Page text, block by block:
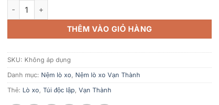
Nệm lò xo túi Vạn Thành RUBY số lượng
THÊM VÀO GIỎ HÀNG
SKU: Không áp dụng
Danh mục: Nệm lò xo, Nệm lò xo Vạn Thành
Thẻ: Lò xo, Túi độc lập, Vạn Thành